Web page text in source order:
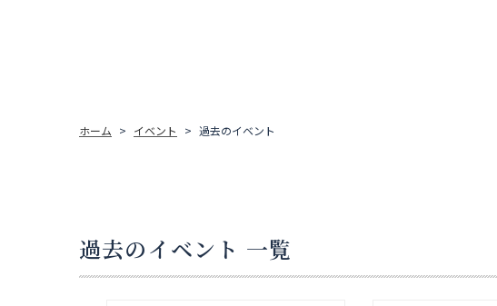
ホーム イベント 過去のイベント
過去のイベント 一覧